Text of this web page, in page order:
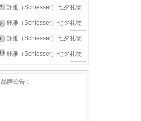
E5/27090T 深灰+浅灰 3A抗
菌升级款 2条 XL
行装平角内裤5条装
E5/25542T 白色 5条 2XL
Becover系列棉质3A抗菌透气
短筒袜混色2双装E5/25979K
黑色+黑色 均码 25-26cm
舒雅（Schiesser）七夕礼物
男士Becover系列透气凉感平
角内裤混色3条装E5/26582T
浅蓝+深灰+灰粉 3条 3XL
舒雅（Schiesser）七夕礼物
男士家居裤纯棉睡裤简约纯色
舒适长裤子E5/22803P 蓝色 L
舒雅（Schiesser）七夕礼物
男士Becover系列透气凉感平
黑色+深灰+浅灰 3条 2XL
舒雅（Schiesser）七夕礼物
男士Becover系列透气凉感平
角内裤混色3条装E5/26582T
品牌公告：